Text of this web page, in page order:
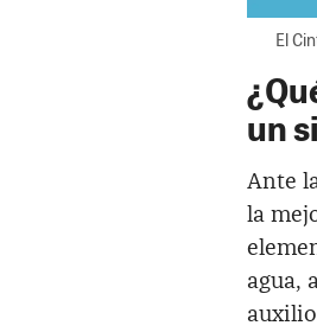
El
un
Ante
la
agua,